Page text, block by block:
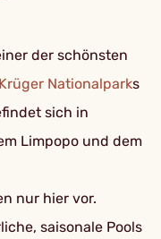
der schönsten
Krüger Nationalparks
sich in
Limpopo und dem
nur hier vor.
saisonale Pools